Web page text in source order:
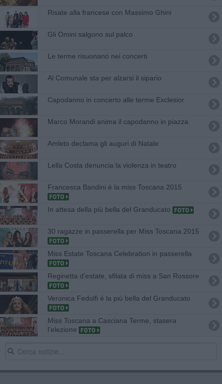
Risate alla francese con Massimo Ghini
Gli Omini salgono sul palco
Le terme risuonano nei concerti
Al Comunale sta per alzarsi il sipario
Capodanno in concerto alle terme Exclesior
Marco Morandi anima il capodanno in piazza
Amleto declama gli auguri di Natale
L​ella Costa denuncia la violenza in teatro
Francesca Bandini è la miss Toscana 2015
In attesa della più bella del Granducato
30 ragazze in passerella per Miss Toscana 2015
Miss Estate Toscana Celebration in passerella
Reginetta d'estate, sfilata di miss a San Rossore
Veronica Fedolfi è la più bella del Granducato
Miss Toscana a Casciana Terme, stasera
l'elezione